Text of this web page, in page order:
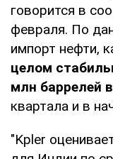
говорится в
февраля. По
импорт нефти,
целом
млн баррелей
квартала и в
"Kpler